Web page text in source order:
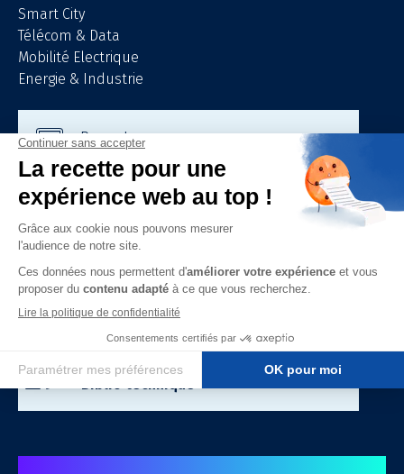
Smart City
Télécom & Data
Mobilité Electrique
Energie & Industrie
Demandez un
Devis gratuit
Catalogue urbain
Découvrir
OMP Mechtron
Accès à la
Biblio'technique